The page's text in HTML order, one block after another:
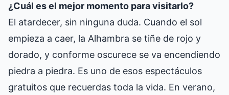
¿Cuál es el mejor momento para visitarlo?
El atardecer, sin ninguna duda. Cuando el sol
empieza a caer, la Alhambra se tiñe de rojo y
dorado, y conforme oscurece se va encendiendo
piedra a piedra. Es uno de esos espectáculos
gratuitos que recuerdas toda la vida. En verano,